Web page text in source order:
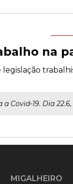
na
Covid-19. Dia 22.6,
MIGALHEIRO